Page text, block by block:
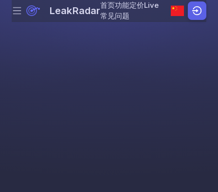
Skip to content
Menu LeakRadar首页功能定价Live
常见问题